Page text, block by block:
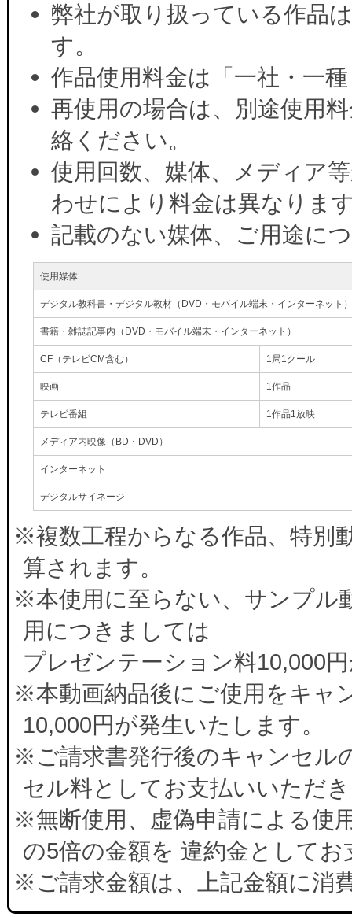
弊社が取り扱っている作品
す。
作品使用料金は「一社・一
再使用の場合は、別途使用
絡ください。
使用回数、媒体、メディア
わせにより料金は異なりま
記載のない媒体、ご用途に
使用媒体
デジタル教科書・デジタル教材（DVD・モバイル端末・インターネット）
書籍・雑誌記事内（DVD・モバイル端末・インターネット）
CF（テレビCM含む） 1局1クール
映画 1作品
テレビ番組 1作品1放映
メディア内映像（BD・DVD）
インターネット
デジタルサイネージ
※複数工程からなる作品、特別
算されます。
※本使用に至らない、サンプル
用につきましては
プレゼンテーション料10,000
※本動画納品後にご使用をキャ
10,000円が発生いたします。
※ご請求書発行後のキャンセル
セル料としてお支払いいただ
※無断使用、虚偽申請による使
の5倍の金額を 違約金として
※ご請求金額は、上記金額に消